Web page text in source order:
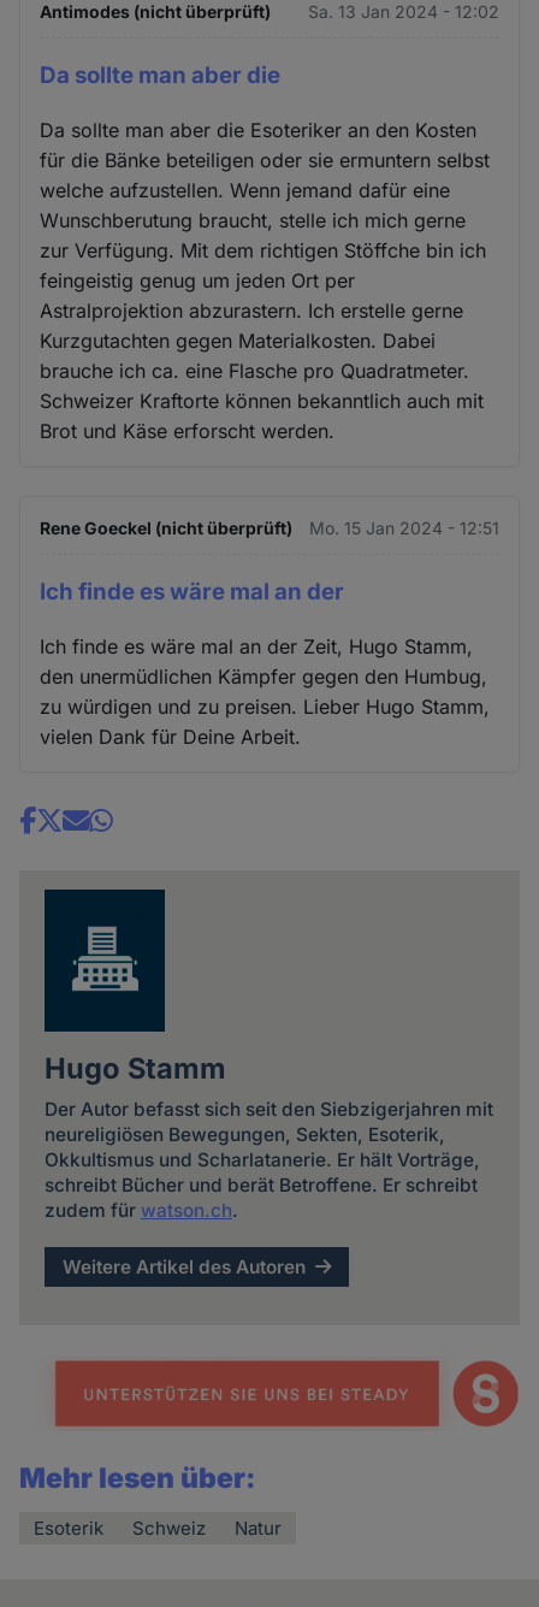
Antimodes (nicht überprüft) Sa. 13 Jan 2024 - 12:02
Da sollte man aber die
Da sollte man aber die Esoteriker an den Kosten
für die Bänke beteiligen oder sie ermuntern selbst
welche aufzustellen. Wenn jemand dafür eine
Wunschberutung braucht, stelle ich mich gerne
zur Verfügung. Mit dem richtigen Stöffche bin ich
feingeistig genug um jeden Ort per
Astralprojektion abzurastern. Ich erstelle gerne
Kurzgutachten gegen Materialkosten. Dabei
brauche ich ca. eine Flasche pro Quadratmeter.
Schweizer Kraftorte können bekanntlich auch mit
Brot und Käse erforscht werden.
Rene Goeckel (nicht überprüft) Mo. 15 Jan 2024 - 12:51
Ich finde es wäre mal an der
Ich finde es wäre mal an der Zeit, Hugo Stamm,
den unermüdlichen Kämpfer gegen den Humbug,
zu würdigen und zu preisen. Lieber Hugo Stamm,
vielen Dank für Deine Arbeit.
Share
Hugo Stamm
Der Autor befasst sich seit den Siebzigerjahren mit
neureligiösen Bewegungen, Sekten, Esoterik,
Okkultismus und Scharlatanerie. Er hält Vorträge,
schreibt Bücher und berät Betroffene. Er schreibt
zudem für watson.ch.
Weitere Artikel des Autoren
Mehr lesen über:
Esoterik Schweiz Natur